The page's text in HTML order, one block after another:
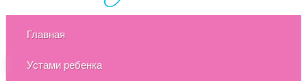
Главная
Устами ребенка